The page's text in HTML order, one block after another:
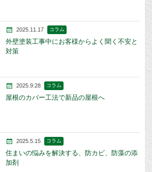
2025.11.17 コラム
外壁塗装工事中にお客様からよく聞く不安と
対策
2025.9.28 コラム
屋根のカバー工法で新品の屋根へ
2025.5.15 コラム
住まいの悩みを解決する、防カビ、防藻の添
加剤